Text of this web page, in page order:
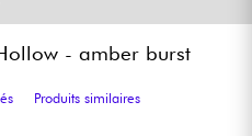
- amber burst
Produits similaires